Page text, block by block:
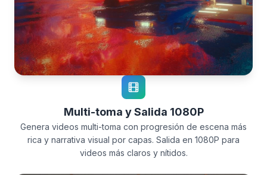
Multi-toma y Salida 1080P
Genera videos multi-toma con progresión de escena más
rica y narrativa visual por capas. Salida en 1080P para
videos más claros y nítidos.